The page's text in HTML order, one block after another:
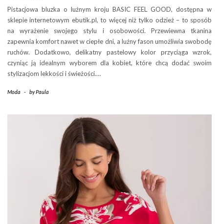
Pistacjowa bluzka o luźnym kroju BASIC FEEL GOOD, dostępna w
sklepie internetowym ebutik.pl, to więcej niż tylko odzież – to sposób
na wyrażenie swojego stylu i osobowości. Przewiewna tkanina
zapewnia komfort nawet w ciepłe dni, a luźny fason umożliwia swobodę
ruchów. Dodatkowo, delikatny pastelowy kolor przyciąga wzrok,
czyniąc ją idealnym wyborem dla kobiet, które chcą dodać swoim
stylizacjom lekkości i świeżości.…
Moda - byPaula